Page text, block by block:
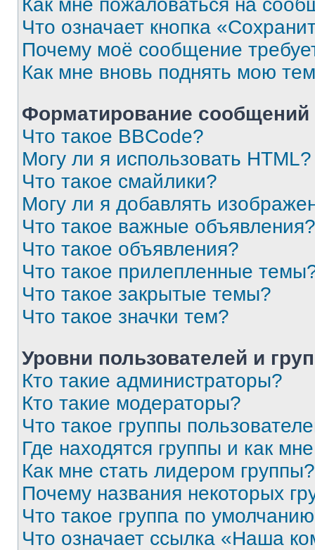
Как мне пожаловаться на
Что означает кнопка
Почему моё сообщение
Как мне вновь поднять мою
Форматирование
Что такое BBCode?
Могу ли я использовать HTML?
Что такое смайлики?
Могу ли я добавлять
Что такое важные объявления?
Что такое объявления?
Что такое прилепленные
Что такое закрытые темы?
Что такое значки тем?
Уровни пользователей и
Кто такие администраторы?
Кто такие модераторы?
Что такое группы
Где находятся группы и как
Как мне стать лидером группы?
Почему названия некоторых
Что такое группа по
Что означает ссылка «Наша